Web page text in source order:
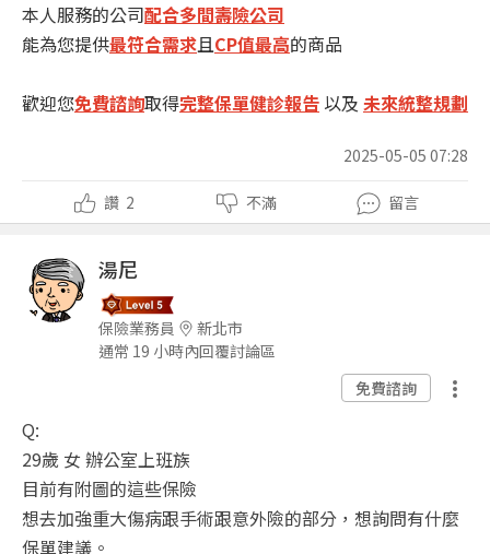
本人服務的公司配合多間壽險公司
能為您提供最符合需求且CP值最高的商品
歡迎您免費諮詢取得完整保單健診報告 以及 未來統整規劃
2025-05-05 07:28
讚 2 不滿 留言
湯尼
保險業務員
新北市
通常 19 小時內回覆討論區
免費諮詢
Q:
29歲 女 辦公室上班族
目前有附圖的這些保險
想去加強重大傷病跟手術跟意外險的部分，想詢問有什麼
保單建議。